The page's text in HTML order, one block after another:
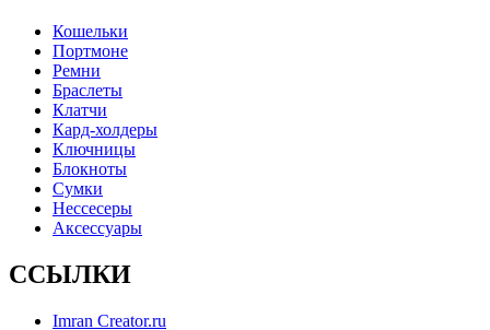
Кошельки
Портмоне
Ремни
Браслеты
Клатчи
Кард-холдеры
Ключницы
Блокноты
Сумки
Нессесеры
Аксессуары
ССЫЛКИ
Imran Creator.ru